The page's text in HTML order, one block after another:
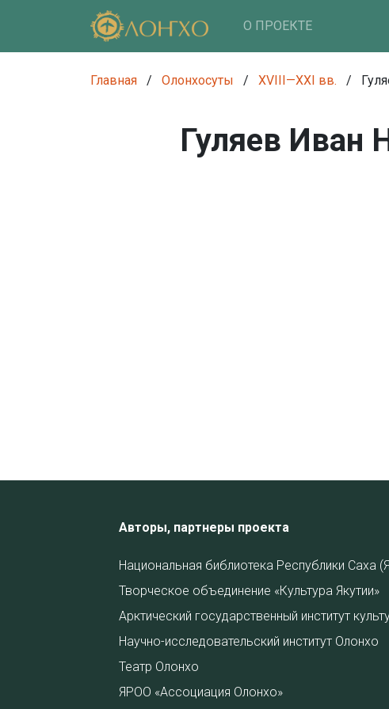
О ПРОЕКТЕ
Главная / Олонхосуты / XVIII—XXI вв. /
Гуляев Иван
Авторы, партнеры проекта
Национальная библиотека Республики Саха
Творческое объединение «Культура Якутии»
Арктический государственный институт
Научно-исследовательский институт Олонхо
Театр Олонхо
ЯРОО «Ассоциация Олонхо»